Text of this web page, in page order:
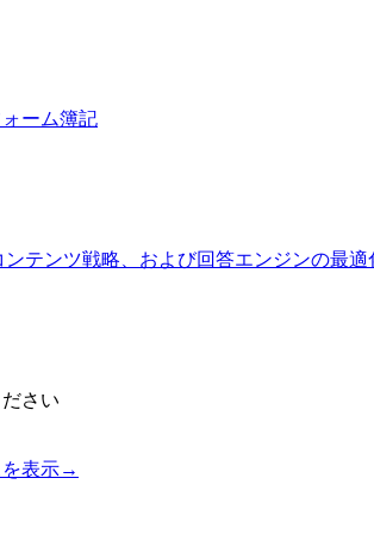
ーム簿記
ンテンツ戦略、および回答エンジンの最適
さい
表示→